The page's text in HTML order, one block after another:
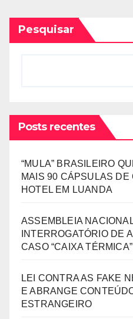
Pesquisar
Posts recentes
“MULA” BRASILEIRO
MAIS 90 CÁPSULAS DE
HOTEL EM LUANDA
ASSEMBLEIA
INTERROGATÓRIO DE
CASO “CAIXA
LEI CONTRA AS FAKE
E ABRANGE
ESTRANGEIRO